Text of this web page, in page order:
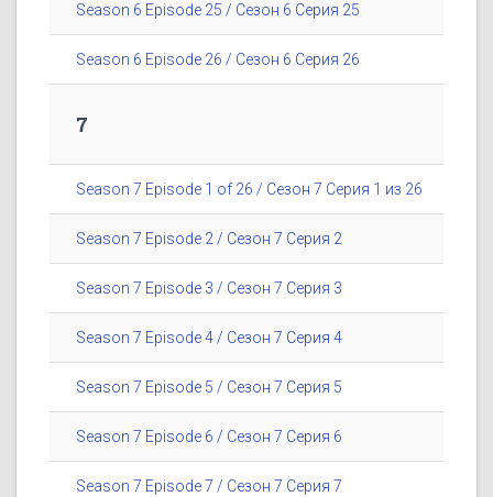
Season 6 Episode 25 / Сезон 6 Серия 25
Season 6 Episode 26 / Сезон 6 Серия 26
7
Season 7 Episode 1 of 26 / Сезон 7 Серия 1 из 26
Season 7 Episode 2 / Сезон 7 Серия 2
Season 7 Episode 3 / Сезон 7 Серия 3
Season 7 Episode 4 / Сезон 7 Серия 4
Season 7 Episode 5 / Сезон 7 Серия 5
Season 7 Episode 6 / Сезон 7 Серия 6
Season 7 Episode 7 / Сезон 7 Серия 7